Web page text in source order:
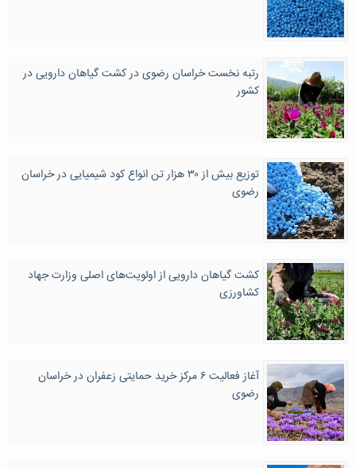
رتبه نخست خراسان رضوی در کشت گیاهان دارویی در
کشور
توزیع بیش از ۳۰ هزار تن انواع کود شیمیایی در خراسان
رضوی
کشت گیاهان دارویی از اولویت‌های اصلی وزارت جهاد
کشاورزی
آغاز فعالیت ۶ مرکز خرید حمایتی زعفران در خراسان
رضوی